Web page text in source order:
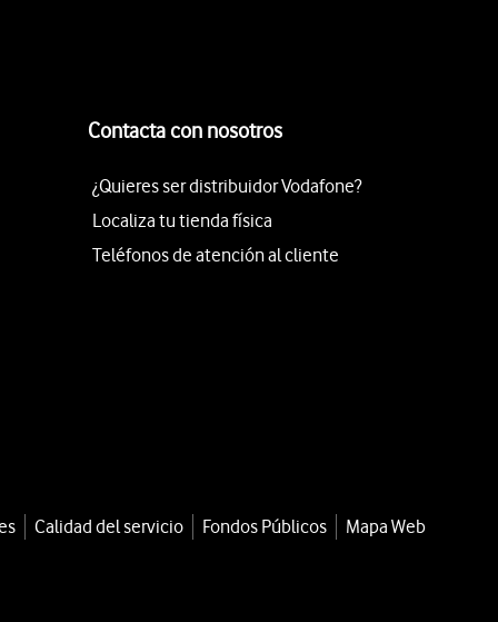
Contacta con nosotros
¿Quieres ser distribuidor Vodafone?
Localiza tu tienda física
Teléfonos de atención al cliente
Calidad del servicio Fondos Públicos
Mapa Web